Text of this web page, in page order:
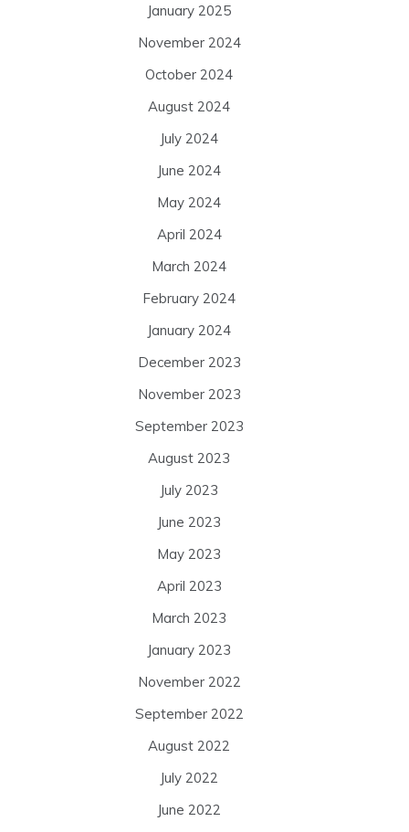
January 2025
November 2024
October 2024
August 2024
July 2024
June 2024
May 2024
April 2024
March 2024
February 2024
January 2024
December 2023
November 2023
September 2023
August 2023
July 2023
June 2023
May 2023
April 2023
March 2023
January 2023
November 2022
September 2022
August 2022
July 2022
June 2022